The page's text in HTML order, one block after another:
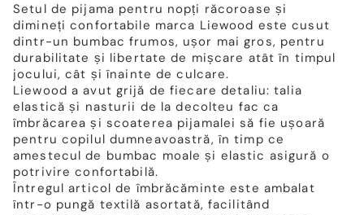
Setul de pijama pentru nopți răcoroase și
dimineți confortabile marca Liewood este cusut
dintr-un bumbac frumos, ușor mai gros, pentru
durabilitate și libertate de mișcare atât în timpul
jocului, cât și înainte de culcare.
Liewood a avut grijă de fiecare detaliu: talia
elastică și nasturii de la decolteu fac ca
îmbrăcarea și scoaterea pijamalei să fie ușoară
pentru copilul dumneavoastră, în timp ce
amestecul de bumbac moale și elastic asigură o
potrivire confortabilă.
Întregul articol de îmbrăcăminte este ambalat
într-o pungă textilă asortată, facilitând